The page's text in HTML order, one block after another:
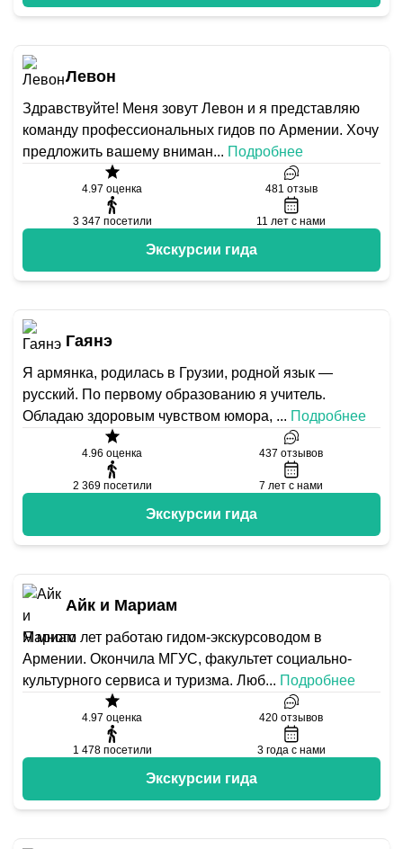
Левон
Здравствуйте! Меня зовут Левон и я представляю
команду профессиональных гидов по Армении. Хочу
предложить вашему вниман... Подробнее
4.97 оценка 481 отзыв
3 347 посетили 11 лет с нами
Экскурсии гида
Гаянэ
Я армянка, родилась в Грузии, родной язык —
русский. По первому образованию я учитель.
Обладаю здоровым чувством юмора, ... Подробнее
4.96 оценка 437 отзывов
2 369 посетили 7 лет с нами
Экскурсии гида
Айк и Мариам
Я много лет работаю гидом-экскурсоводом в
Армении. Окончила МГУС, факультет социально-
культурного сервиса и туризма. Люб... Подробнее
4.97 оценка 420 отзывов
1 478 посетили 3 года с нами
Экскурсии гида